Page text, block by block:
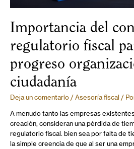
Importancia del
regulatorio fiscal
progreso
ciudadanía
Deja un comentario / Asesoría fiscal /
A menudo tanto las empresas
creación, consideran una pérdida de
regulatorio fiscal. bien sea por falta de
la simple creencia de que al ser una